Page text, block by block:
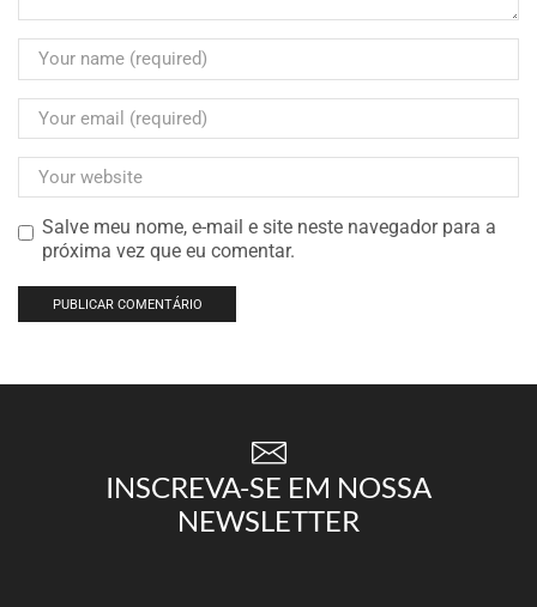
Salve meu nome, e-mail e site neste navegador para a
próxima vez que eu comentar.
INSCREVA-SE EM NOSSA
NEWSLETTER